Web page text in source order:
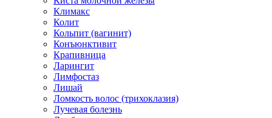
Климакс
Колит
Кольпит (вагинит)
Конъюнктивит
Крапивница
Ларингит
Лимфостаз
Лишай
Ломкость волос (трихоклазия)
Лучевая болезнь